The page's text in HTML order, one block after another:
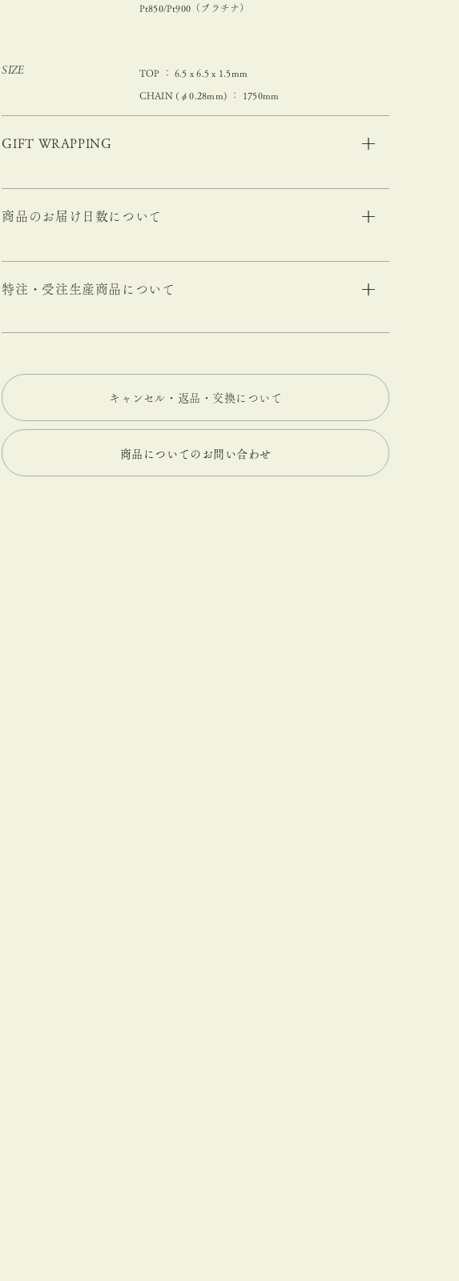
Pt850/Pt900（プラチナ）
SIZE TOP ： 6.5 x 6.5 x 1.5mm
CHAIN (φ0.28mm) ： 1750mm
GIFT WRAPPING
商品のお届け日数について
特注・受注生産商品について
キャンセル・返品・交換について
商品についてのお問い合わせ